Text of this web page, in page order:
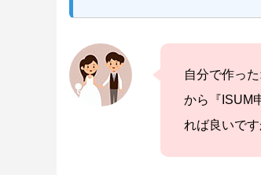
自分で作っ
から『ISUM
れば良いです